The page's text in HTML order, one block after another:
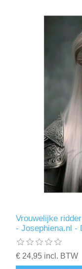
Vrouwelijke
- Josephiena.nl -
€ 24,95 incl. BTW